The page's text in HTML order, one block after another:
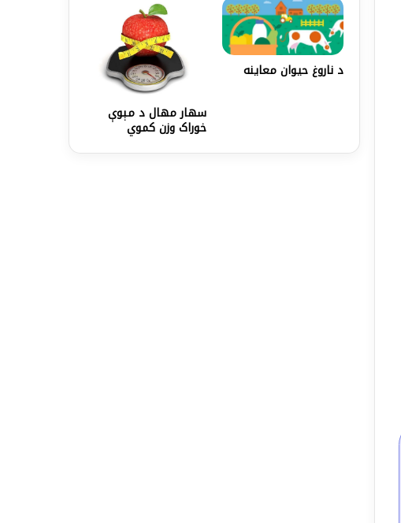
د ناروغ حیوان معاینه
سهار مهال د مېوې
خوراک وزن کموي